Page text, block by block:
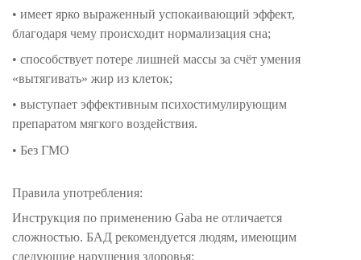
• имеет ярко выраженный успокаивающий эффект,
благодаря чему происходит нормализация сна;
• способствует потере лишней массы за счёт умения
«вытягивать» жир из клеток;
• выступает эффективным психостимулирующим
препаратом мягкого воздействия.
• Без ГМО
Правила употребления:
Инструкция по применению Gaba не отличается
сложностью. БАД рекомендуется людям, имеющим
следующие нарушения здоровья: